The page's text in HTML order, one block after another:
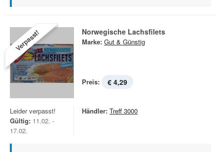
Verpasst! Norwegische Lachsfilets
Marke: Gut & Günstig
Preis: € 4,29
Leider verpasst!
Gültig: 11.02. -
17.02.
Händler: Treff 3000